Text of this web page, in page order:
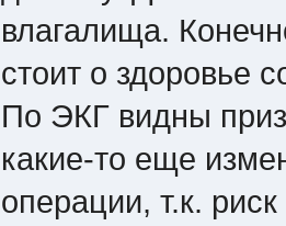
влагалища.
стоит о здоровье
По ЭКГ видны
какие-то еще
операции, т.к.